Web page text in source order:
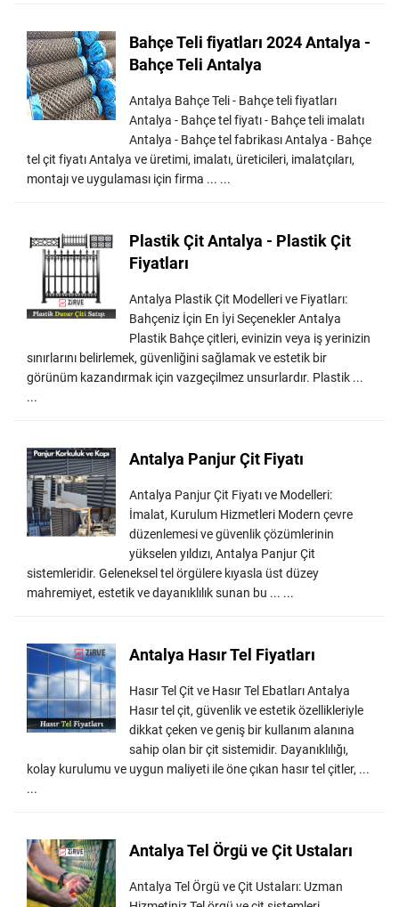
Bahçe Teli fiyatları 2024 Antalya -
Bahçe Teli Antalya
Antalya Bahçe Teli - Bahçe teli fiyatları
Antalya - Bahçe tel fiyatı - Bahçe teli imalatı
Antalya - Bahçe tel fabrikası Antalya - Bahçe
tel çit fiyatı Antalya ve üretimi, imalatı, üreticileri, imalatçıları,
montajı ve uygulaması için firma ... ...
Plastik Çit Antalya - Plastik Çit
Fiyatları
Antalya Plastik Çit Modelleri ve Fiyatları:
Bahçeniz İçin En İyi Seçenekler Antalya
Plastik Bahçe çitleri, evinizin veya iş yerinizin
sınırlarını belirlemek, güvenliğini sağlamak ve estetik bir
görünüm kazandırmak için vazgeçilmez unsurlardır. Plastik ...
...
Antalya Panjur Çit Fiyatı
Antalya Panjur Çit Fiyatı ve Modelleri:
İmalat, Kurulum Hizmetleri Modern çevre
düzenlemesi ve güvenlik çözümlerinin
yükselen yıldızı, Antalya Panjur Çit
sistemleridir. Geleneksel tel örgülere kıyasla üst düzey
mahremiyet, estetik ve dayanıklılık sunan bu ... ...
Antalya Hasır Tel Fiyatları
Hasır Tel Çit ve Hasır Tel Ebatları Antalya
Hasır tel çit, güvenlik ve estetik özellikleriyle
dikkat çeken ve geniş bir kullanım alanına
sahip olan bir çit sistemidir. Dayanıklılığı,
kolay kurulumu ve uygun maliyeti ile öne çıkan hasır tel çitler, ...
...
Antalya Tel Örgü ve Çit Ustaları
Antalya Tel Örgü ve Çit Ustaları: Uzman